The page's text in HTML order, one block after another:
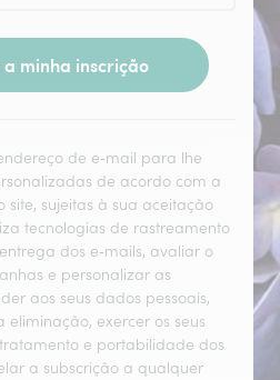
minha inscrição
de e‑mail para lhe
de acordo com a
site, sujeitas à sua aceitação
tecnologias de rastreamento
dos e‑mails, avaliar o
e personalizar as
aos seus dados pessoais,
eliminação, exercer os seus
e portabilidade dos
a subscrição a qualquer